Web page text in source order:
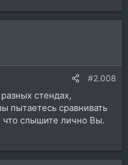
#2.008
стендах,
пытаетесь сравнивать
слышите лично Вы.